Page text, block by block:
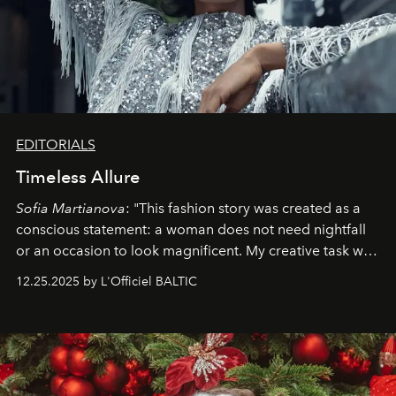
EDITORIALS
Timeless Allure
Sofia Martianova: "This fashion story was created as a
conscious statement: a woman does not need nightfall
or an occasion to look magnificent. My creative task was
that lives freely, confidently, and without permission. I
elegance is not hidden by darkness but revealed
through clarity, movement, and presence."
12.25.2025 by L'Officiel BALTIC